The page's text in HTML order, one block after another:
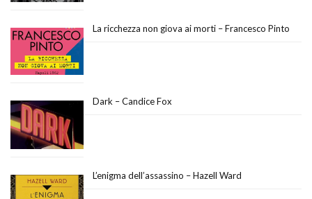
La ricchezza non giova ai morti – Francesco Pinto
Dark – Candice Fox
L’enigma dell’assassino – Hazell Ward